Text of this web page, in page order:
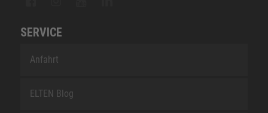
SERVICE
Anfahrt
ELTEN Blog